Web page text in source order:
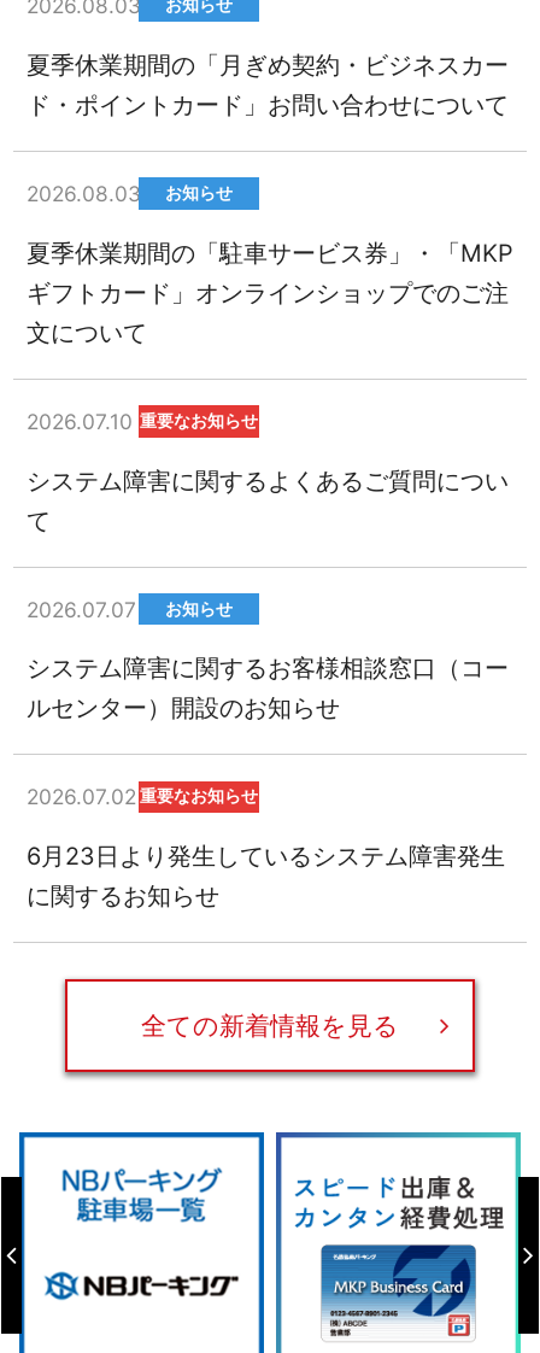
2026.08.03 お知らせ
夏季休業期間の「月ぎめ契約・ビジネスカー
ド・ポイントカード」お問い合わせについて
2026.08.03 お知らせ
夏季休業期間の「駐車サービス券」・「MKP
ギフトカード」オンラインショップでのご注
文について
2026.07.10 重要なお知らせ
システム障害に関するよくあるご質問につい
て
2026.07.07 お知らせ
システム障害に関するお客様相談窓口（コー
ルセンター）開設のお知らせ
2026.07.02 重要なお知らせ
6月23日より発生しているシステム障害発生
に関するお知らせ
全ての新着情報を見る